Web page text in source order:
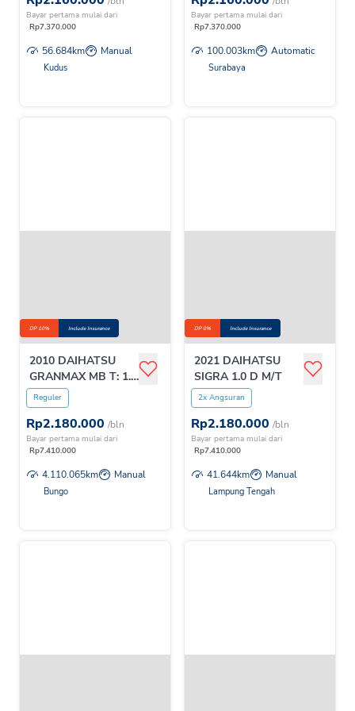
Bayar pertama mulai dari
Rp7.370.000
56.684km Manual
Kudus
Bayar pertama mulai dari
Rp7.370.000
100.003km Automatic
Surabaya
DP 10% Include Insurance
2010 DAIHATSU
GRANMAX MB T: 1.3
M/T
Reguler
Rp2.180.000 /bln
Bayar pertama mulai dari
Rp7.410.000
4.110.065km Manual
Bungo
DP 0% Include Insurance
2021 DAIHATSU
SIGRA 1.0 D M/T
2x Angsuran
Rp2.180.000 /bln
Bayar pertama mulai dari
Rp7.410.000
41.644km Manual
Lampung Tengah